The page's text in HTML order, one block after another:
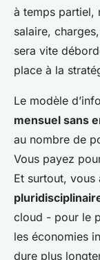
à temps partiel,
salaire,
sera vite
place à la
Le modèle
mensuel sans
au nombre de
Vous payez
Et surtout, vous
cloud - pour le
les économies
dure plus